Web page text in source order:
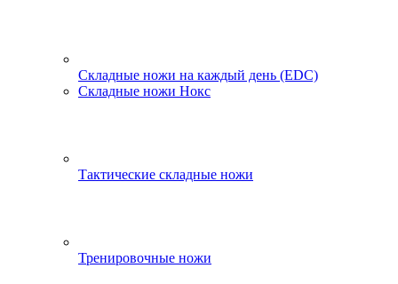
Складные ножи на каждый день (EDC)
Складные ножи Нокс
Тактические складные ножи
Тренировочные ножи